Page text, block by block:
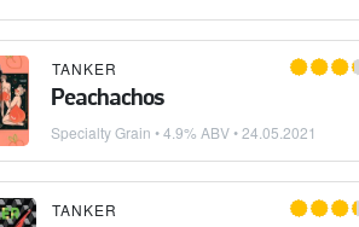
TANKER
Peachachos
Specialty Grain • 4.9% ABV •24.05.2021
TANKER